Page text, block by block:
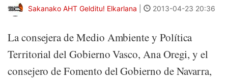
Sakanako AHT Gelditu! Elkarlana 2013-04-23 20:36
La consejera de Medio Ambiente y Política
Territorial del Gobierno Vasco, Ana Oregi, y el
consejero de Fomento del Gobierno de Navarra,